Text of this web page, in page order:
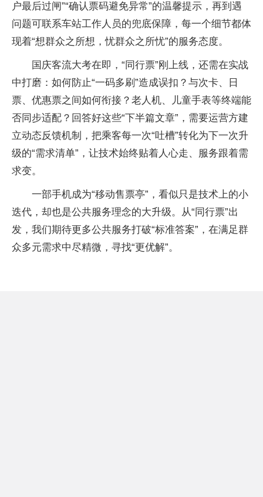
户最后过闸”“确认票码避免异常”的温馨提示，再到遇
问题可联系车站工作人员的兜底保障，每一个细节都体
现着“想群众之所想，忧群众之所忧”的服务态度。
国庆客流大考在即，“同行票”刚上线，还需在实战
中打磨：如何防止“一码多刷”造成误扣？与次卡、日
票、优惠票之间如何衔接？老人机、儿童手表等终端能
否同步适配？回答好这些“下半篇文章”，需要运营方建
立动态反馈机制，把乘客每一次“吐槽”转化为下一次升
级的“需求清单”，让技术始终贴着人心走、服务跟着需
求变。
一部手机成为“移动售票亭”，看似只是技术上的小
迭代，却也是公共服务理念的大升级。从“同行票”出
发，我们期待更多公共服务打破“标准答案”，在满足群
众多元需求中尽精微，寻找“更优解”。